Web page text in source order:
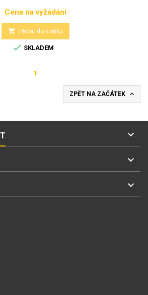
Cena
Cena na vyžádání
 Přidat do košíku
 SKLADEM
1
ZPĚT NA ZAČÁTEK 


